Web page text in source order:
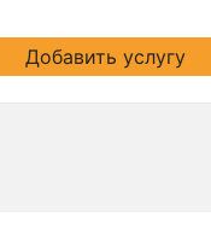
Добавить услугу